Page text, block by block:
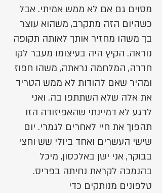
מסוים גם אם לא ממש אמיתי. אבל
כשהיום הזה מתקרב, משהוא עוצר
בך משהו מחזיר אותך לאותה תקופה
נוראה. הקיץ היה בעיצומו מעבר לקו
חדרה, המלחמה נראתה, משהו חפוז
ומהיר שאם להודות לא ממש הטריד
את אלה שלא השתתפו בה. ואני
לרגע לא דמיינתי שהאפיזודה הזו
תהפוך את חיי לאחרים לגמרי. יום
שישי העשרים ואחד ביולי שש וחצי
בבוקר, אני ישן באלכסון, מיכל
בהנמכה לקראת נחיתה בפריס.
טלפונים מנותקים כדי